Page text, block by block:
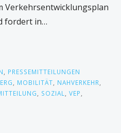
Verkehrsentwicklungsplan
fordert in…
PRESSEMITTEILUNGEN
MOBILITÄT NAHVERKEHR
SOZIAL VEP